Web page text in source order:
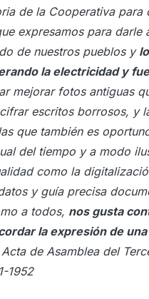
de la Cooperativa para
expresamos para darle
de nuestros pueblos y
la electricidad y
mejorar fotos antiguas
escritos borrosos, y
que también es
del tiempo y a modo
como la
y guía precisa
a todos, nos gusta
la expresión de
de Asamblea del
1952